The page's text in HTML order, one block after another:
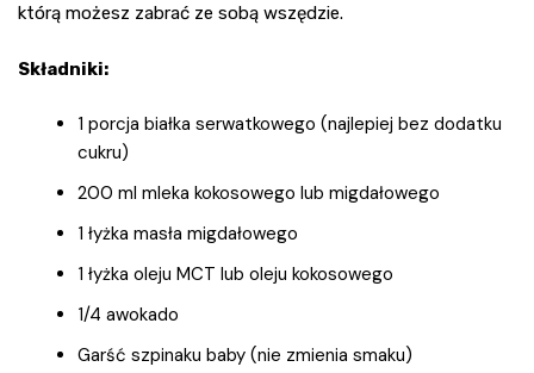
którą możesz zabrać ze sobą wszędzie.
Składniki:
1 porcja białka serwatkowego (najlepiej bez dodatku
cukru)
200 ml mleka kokosowego lub migdałowego
1 łyżka masła migdałowego
1 łyżka oleju MCT lub oleju kokosowego
1/4 awokado
Garść szpinaku baby (nie zmienia smaku)